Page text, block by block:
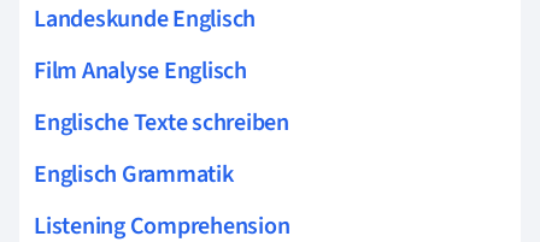
Landeskunde Englisch
Film Analyse Englisch
Englische Texte schreiben
Englisch Grammatik
Listening Comprehension